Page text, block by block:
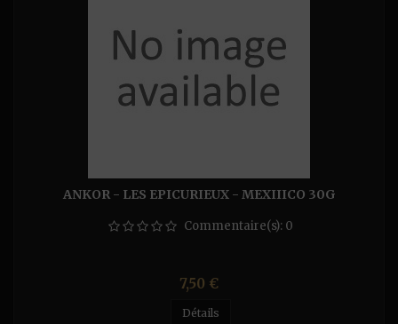
ANKOR - LES EPICURIEUX - MEXIIICO 30G
Commentaire(s): 0
Prix
7,50 €
Détails